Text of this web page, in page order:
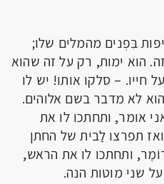
בִּפְנים מהמלים שלו;
הוא ימות, רק על זה שהוא
חייו. – סלקו אותו! יש לו
לא מדבר בשם אלוהים.
אומר, ותחתכו לו את
תפרצו לַבית של החתן
ותחתכו לו את הראש,
שני מוטות הנה.